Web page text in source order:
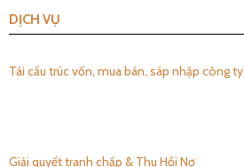
DỊCH VỤ
Tái cấu trúc vốn, mua bán, sáp nhập công ty
Giải quyết tranh chấp & Thu Hồi Nợ